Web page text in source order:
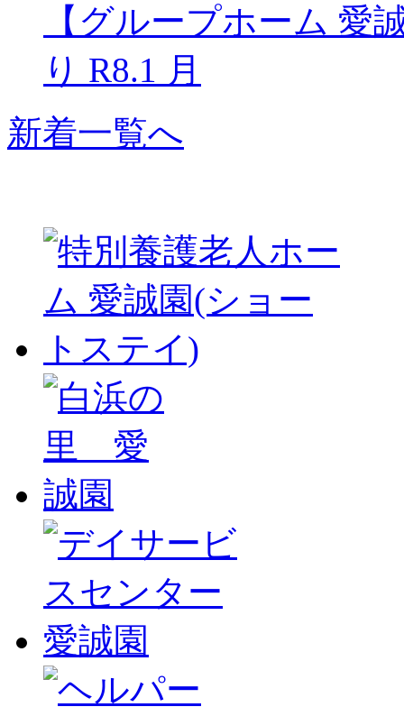
【グループホーム 愛
り R8.1 月
新着一覧へ